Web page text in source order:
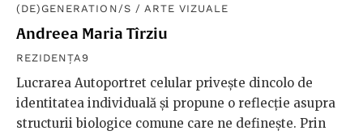
(DE)GENERATION/S / ARTE VIZUALE
Andreea Maria Tîrziu
REZIDENȚA9
Lucrarea Autoportret celular privește dincolo de
identitatea individuală și propune o reflecție asupra
structurii biologice comune care ne definește. Prin